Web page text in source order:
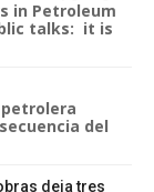
in Petroleum
talks: it is
petrolera
del
deja tres